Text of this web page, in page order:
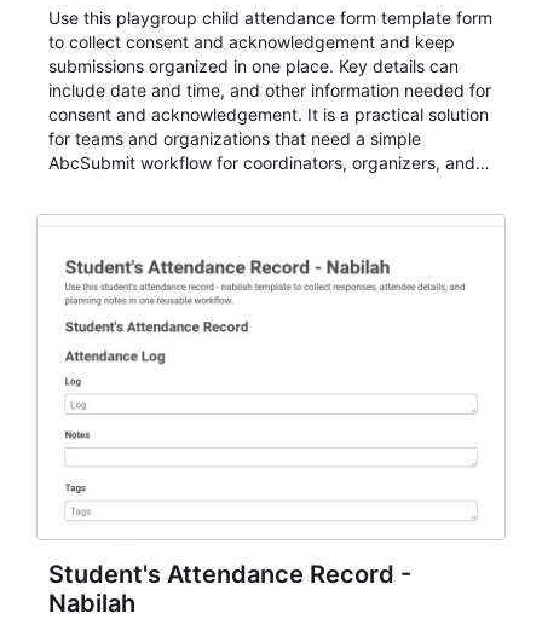
Use this playgroup child attendance form template form
to collect consent and acknowledgement and keep
submissions organized in one place. Key details can
include date and time, and other information needed for
consent and acknowledgement. It is a practical solution
for teams and organizations that need a simple
AbcSubmit workflow for coordinators, organizers, and
Student's Attendance Record -
Nabilah